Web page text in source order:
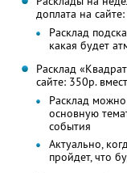
доплата на
Расклад
какая будет
Расклад
сайте: 350р.
Расклад
основную
события
Актуально,
пройдет, что